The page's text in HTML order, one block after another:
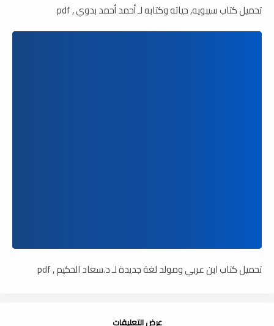
تحميل كتاب سيبويه, حياته وكتابه لـ أحمد أحمد بدوي , pdf
تحميل كتاب ابن عربي ومولد لغة جديدة لـ د.سعاد الحكيم , pdf
عرض التعليقات